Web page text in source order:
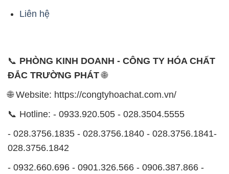
Liên hệ
📞 PHÒNG KINH DOANH - CÔNG TY HÓA CHẤT
ĐẮC TRƯỜNG PHÁT🌐
🌐 Website: https://congtyhoachat.com.vn/
📞 Hotline: - 0933.920.505 - 028.3504.5555
- 028.3756.1835 - 028.3756.1840 - 028.3756.1841-
028.3756.1842
- 0932.660.696 - 0901.326.566 - 0906.387.866 -